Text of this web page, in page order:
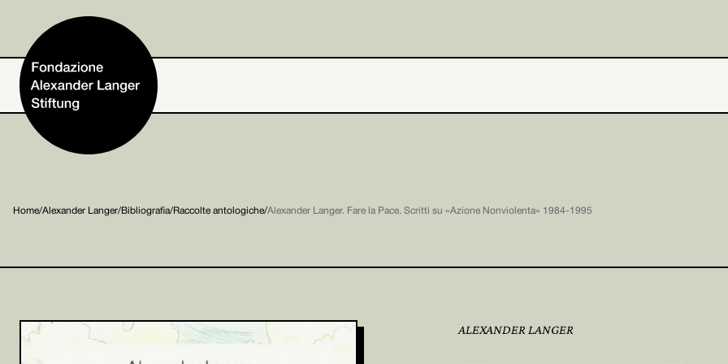
Home/Alexander Langer/Bibliografia/Raccolte antologiche/Alexander Langer. Fare la Pace. Scritti su «Azione Nonviolenta» 1984-1995
ALEXANDER LANGER